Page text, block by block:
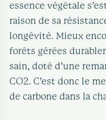
essence végétale
raison de sa
longévité. Mieux
forêts gérées
sain, doté d’une
CO2. C’est donc le
de carbone dans la